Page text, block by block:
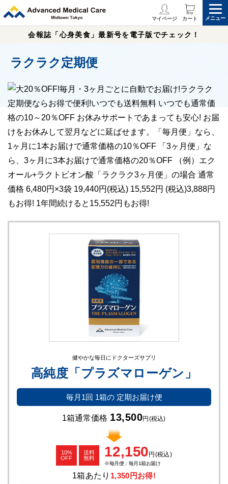
マイページ カート メニュー
会報誌「心身美食」最新号を電子版でチェック！
ラクラク定期便
健やかな毎日にドクターズサプリ
高純度「プラズマローゲン」
毎月1回 1箱の定期お届け便
1箱通常価格 13,500円 (税込)
10%
OFF
送料
無料
12,150 円 (税込)
毎月便：毎月1箱お届け
1箱あたり 1,350円お得!